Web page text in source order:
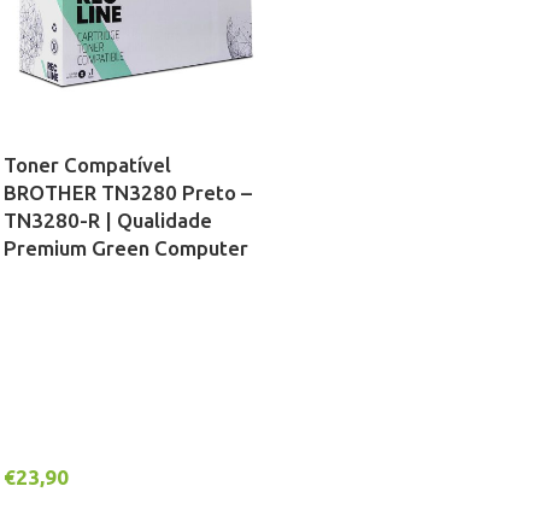
Toner Compatível
BROTHER TN3280 Preto –
TN3280-R | Qualidade
Premium Green Computer
€23,90